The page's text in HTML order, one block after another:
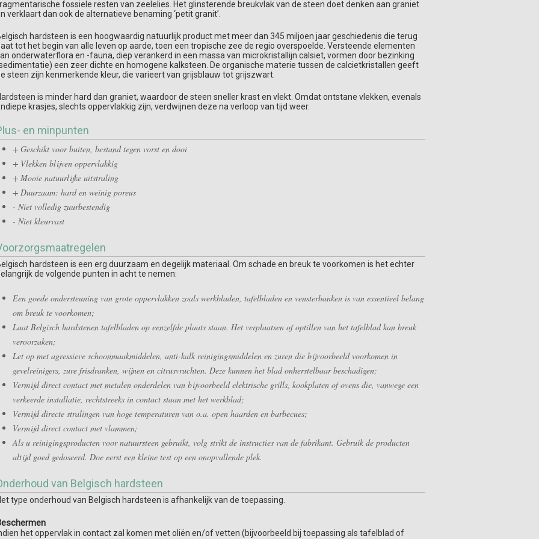
fossiele resten van zeelelies. Het glinsterende breukvlak van de steen doet denken aan graniet
verklaart dan ook de alternatieve benaming ‘petit granit’.
hardsteen is een hoogwaardig natuurlijk product met meer dan 345 miljoen jaar geschiedenis die terug
tot het begin van alle leven op aarde, toen een tropische zee de regio overspoelde. Versteende elementen
onderwaterflora en -fauna, diep verankerd in een massa van microkristallijn calsiet, vormen door bezinking
een zeer dichte en homogene kalksteen. De organische materie tussen de calcietkristallen geeft
steen zijn kenmerkende kleur, die varieert van grijsblauw tot grijszwart.
is minder hard dan graniet, waardoor de steen sneller krast en vlekt. Omdat ontstane vlekken, evenals
krasjes, slechts oppervlakkig zijn, verdwijnen deze na verloop van tijd weer.
en minpunten
+ Geschikt voor buiten, bestand tegen vorst en dooi
+ Vlekken blijven oppervlakkig
+ Mooie natuurlijke uitstraling
+ Duurzaam: hard en weinig poreus
- Niet volledig zuurbestendig
- Niet kleurvast
hardsteen is een erg duurzaam en degelijk materiaal. Om schade en breuk te voorkomen is het echter
de volgende punten in acht te nemen:
Een goede ondersteuning van grote oppervlakken zoals werkbladen, tafelbladen en vensterbanken is van essentieel belang
om breuk te voorkomen;
Laat Belgisch hardstenen tafelbladen op eenzelfde plaats staan. Het verplaatsen of optillen van het tafelblad kan breuk
veroorzaken;
Let op met agressieve schoonmaakmiddelen, anti-kalk reinigingsmiddelen en zuren die bijvoorbeeld voorkomen in
gevelreinigers, zure frisdranken, wijnen en citrusvruchten. Deze kunnen het blad onherstelbaar beschadigen;
Vermijd direct contact met metalen onderdelen van bijvoorbeeld elektrische grills, kookplaten of ovens die, vanwege een
verkeerde installatie, rechtstreeks in contact staan met het werkblad;
Vermijd directe stralingen van hoge temperaturen van o.a. open haarden en barbecues;
Vermijd direct contact met vlammen;
Als u reinigingsproducten voor natuursteen gebruikt, volg strikt de instructies van de fabrikant. Gebruik de producten
altijd goed gedoseerd. Doe eerst een kleine test op een onopvallende plek.
van Belgisch hardsteen
type onderhoud van Belgisch hardsteen is afhankelijk van de toepassing.
het oppervlak in contact zal komen met oliën en/of vetten (bijvoorbeeld bij toepassing als tafelblad of